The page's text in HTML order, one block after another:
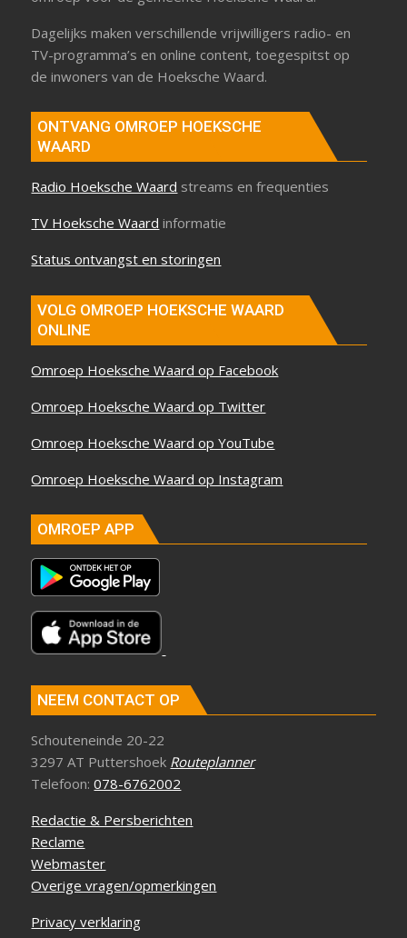
Dagelijks maken verschillende vrijwilligers radio- en
TV-programma’s en online content, toegespitst op
de inwoners van de Hoeksche Waard.
ONTVANG OMROEP HOEKSCHE
WAARD
Radio Hoeksche Waard streams en frequenties
TV Hoeksche Waard informatie
Status ontvangst en storingen
VOLG OMROEP HOEKSCHE WAARD
ONLINE
Omroep Hoeksche Waard op Facebook
Omroep Hoeksche Waard op Twitter
Omroep Hoeksche Waard op YouTube
Omroep Hoeksche Waard op Instagram
OMROEP APP
NEEM CONTACT OP
Schouteneinde 20-22
3297 AT Puttershoek Routeplanner
Telefoon:078-6762002
Redactie & Persberichten
Reclame
Webmaster
Overige vragen/opmerkingen
Privacy verklaring